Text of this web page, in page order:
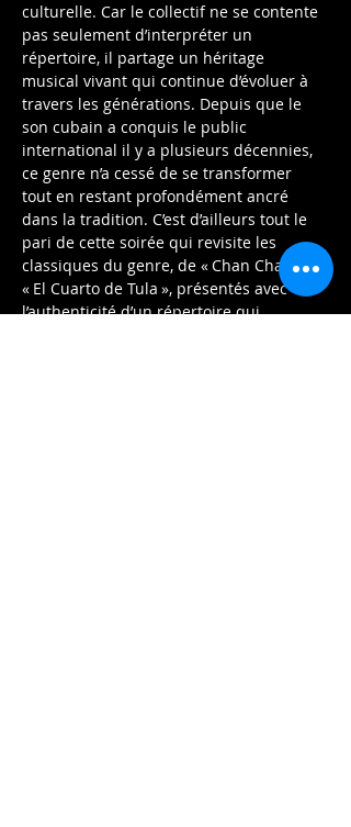
culturelle. Car le collectif ne se contente
pas seulement d’interpréter un
répertoire, il partage un héritage
musical vivant qui continue d’évoluer à
travers les générations. Depuis que le
son cubain a conquis le public
international il y a plusieurs décennies,
ce genre n’a cessé de se transformer
tout en restant profondément ancré
dans la tradition. C’est d’ailleurs tout le
pari de cette soirée qui revisite les
classiques du genre, de « Chan Chan » à
« El Cuarto de Tula », présentés avec
l’authenticité d’un répertoire qui